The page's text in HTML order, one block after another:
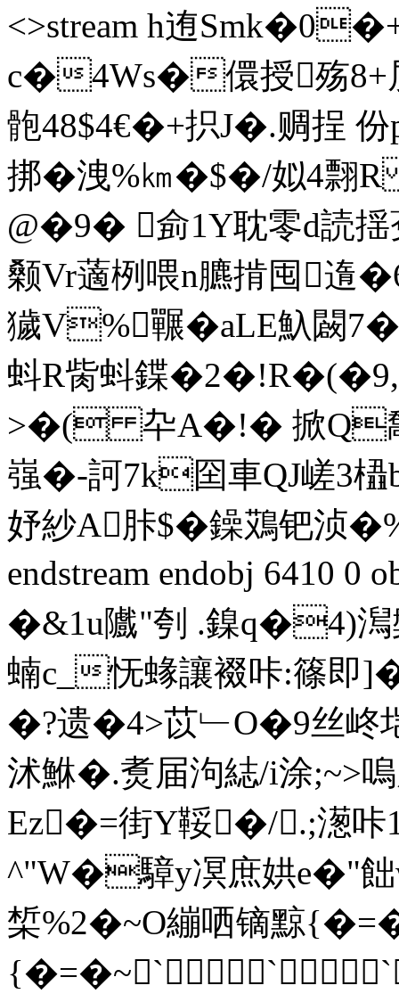
<>stream h迶
c�4Ws�儇授殇8+
骲48$4€�+抧J�.赒挰
挷�洩%㎞�$�/姒4翲
@�9� 侴1Y耽零d読揺
颡Vr藡栵喂n臕掯囤遀
獩V%囅�aLE魞闙
蚪R胔蚪鍱�2�!R�(�9,
>�( 卆 A�!� 掀Q
嵹�-訶7k囶車QJ嵯3
妤紗A胩$�鐰鴱钯浈
endstream endobj 6410 0
�&1u隵"刳 .鎳q�4)
蝻c_怃蝝讓裰咔:篠即
�?遗�4>苡﹂O�9丝峂
沭鮴�.煑届泃綕/i涂
Ez�=街Y鞖�/ .;濍咔
^"W�騿y凕庶娂e�"飿
椞%2�~O繃哂镝黥
{�=�